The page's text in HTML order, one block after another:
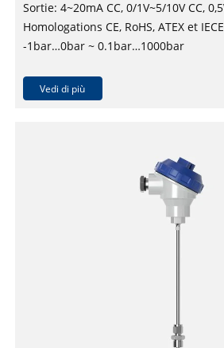
Sortie: 4~20mA CC, 0/1V~5/10V CC,
Homologations CE, RoHS, ATEX et
-1bar…0bar ~ 0.1bar…1000bar
Vedi di più